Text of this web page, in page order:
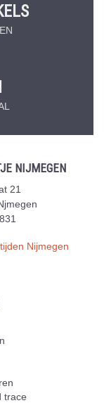
NIJMEGEN
21
Nijmegen
trace